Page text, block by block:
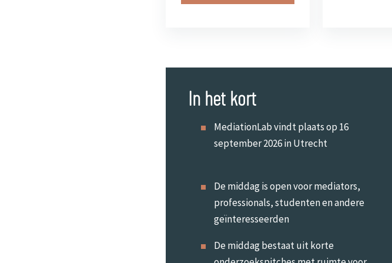
In het kort
MediationLab vindt plaats op 16
september 2026 in Utrecht
De middag is open voor mediators,
professionals, studenten en andere
geïnteresseerden
De middag bestaat uit korte